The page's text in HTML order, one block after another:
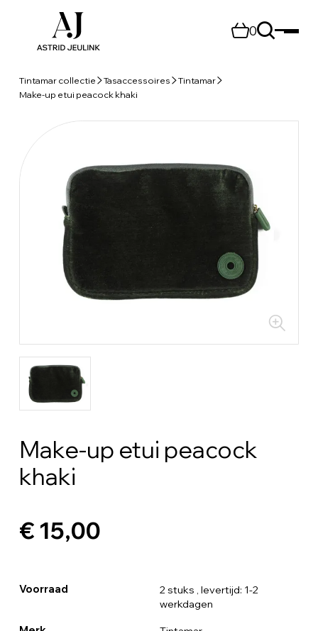
0
Tintamar collectie Tasaccessoires
Tintamar
Make-up etui peacock khaki
Make-up etui peacock
khaki
€ 15,00
Voorraad 2 stuks , levertijd: 1-2
werkdagen